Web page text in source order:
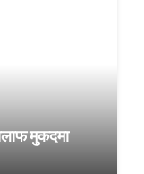
मुकदमा